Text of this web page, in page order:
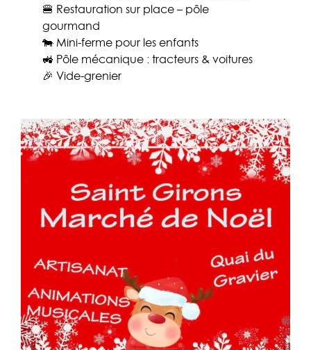
🍔 Restauration sur place – pôle
gourmand
🐄 Mini-ferme pour les enfants
🚜 Pôle mécanique : tracteurs & voitures
🎉 Vide-grenier